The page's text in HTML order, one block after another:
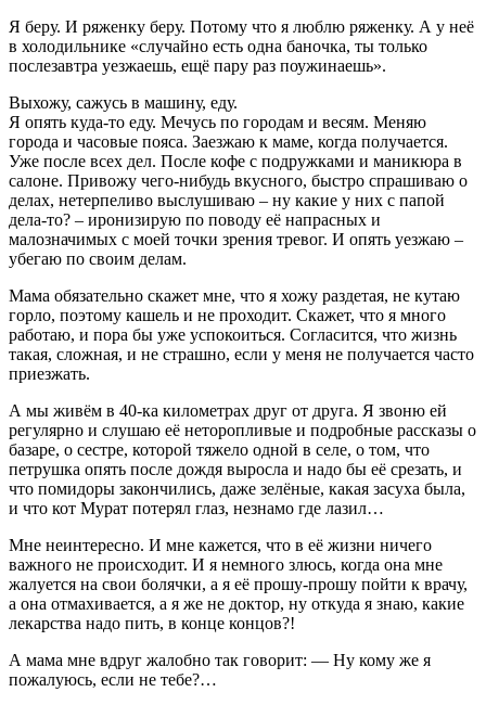
Я беру. И ряженку беру. Потому что я люблю ряженку. А у неё
в холодильнике «случайно есть одна баночка, ты только
послезавтра уезжаешь, ещё пару раз поужинаешь».
Выхожу, сажусь в машину, еду.
Я опять куда-то еду. Мечусь по городам и весям. Меняю
города и часовые пояса. Заезжаю к маме, когда получается.
Уже после всех дел. После кофе с подружками и маникюра в
салоне. Привожу чего-нибудь вкусного, быстро спрашиваю о
делах, нетерпеливо выслушиваю – ну какие у них с папой
дела-то? – иронизирую по поводу её напрасных и
малозначимых с моей точки зрения тревог. И опять уезжаю –
убегаю по своим делам.
Мама обязательно скажет мне, что я хожу раздетая, не кутаю
горло, поэтому кашель и не проходит. Скажет, что я много
работаю, и пора бы уже успокоиться. Согласится, что жизнь
такая, сложная, и не страшно, если у меня не получается часто
приезжать.
А мы живём в 40-ка километрах друг от друга. Я звоню ей
регулярно и слушаю её неторопливые и подробные рассказы о
базаре, о сестре, которой тяжело одной в селе, о том, что
петрушка опять после дождя выросла и надо бы её срезать, и
что помидоры закончились, даже зелёные, какая засуха была,
и что кот Мурат потерял глаз, незнамо где лазил…
Мне неинтересно. И мне кажется, что в её жизни ничего
важного не происходит. И я немного злюсь, когда она мне
жалуется на свои болячки, а я её прошу-прошу пойти к врачу,
а она отмахивается, а я же не доктор, ну откуда я знаю, какие
лекарства надо пить, в конце концов?!
А мама мне вдруг жалобно так говорит: — Ну кому же я
пожалуюсь, если не тебе?…